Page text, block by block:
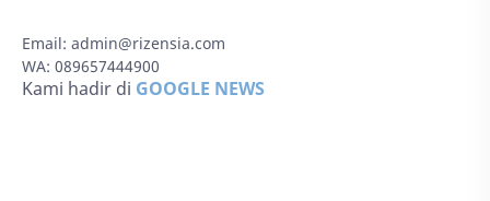
Email: admin@rizensia.com
WA: 089657444900
Kami hadir di GOOGLE NEWS